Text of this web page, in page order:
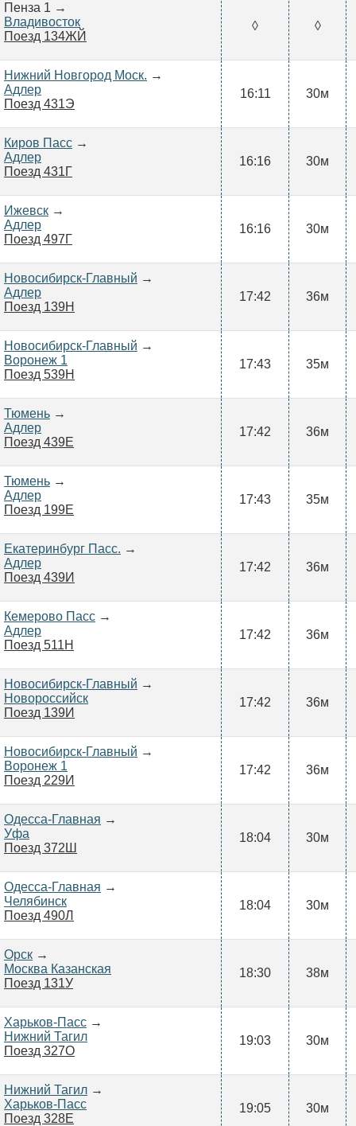
Пенза 1 →
Владивосток
Поезд 134ЖЙ
◊ ◊
Нижний Новгород Моск. →
Адлер
Поезд 431Э
16:11 30м
Киров Пасс →
Адлер
Поезд 431Г
16:16 30м
Ижевск →
Адлер
Поезд 497Г
16:16 30м
Новосибирск-Главный →
Адлер
Поезд 139Н
17:42 36м
Новосибирск-Главный →
Воронеж 1
Поезд 539Н
17:43 35м
Тюмень →
Адлер
Поезд 439Е
17:42 36м
Тюмень →
Адлер
Поезд 199Е
17:43 35м
Екатеринбург Пасс. →
Адлер
Поезд 439И
17:42 36м
Кемерово Пасс →
Адлер
Поезд 511Н
17:42 36м
Новосибирск-Главный →
Новороссийск
Поезд 139И
17:42 36м
Новосибирск-Главный →
Воронеж 1
Поезд 229И
17:42 36м
Одесса-Главная →
Уфа
Поезд 372Ш
18:04 30м
Одесса-Главная →
Челябинск
Поезд 490Л
18:04 30м
Орск →
Москва Казанская
Поезд 131У
18:30 38м
Харьков-Пасс →
Нижний Тагил
Поезд 327О
19:03 30м
Нижний Тагил →
Харьков-Пасс
Поезд 328Е
19:05 30м